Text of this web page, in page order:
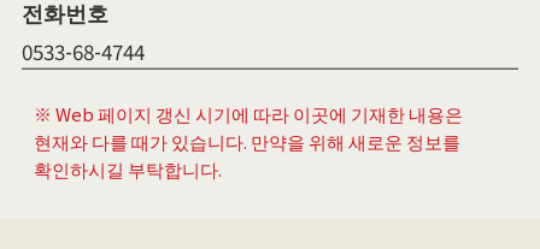
전화번호
0533-68-4744
※ Web 페이지 갱신 시기에 따라 이곳에 기재한 내용은
현재와 다를 때가 있습니다. 만약을 위해 새로운 정보를
확인하시길 부탁합니다.